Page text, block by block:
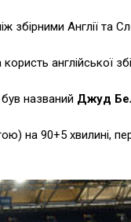
збірними Англії та
англійської
названий Джуд
на 90+5 хвилині,